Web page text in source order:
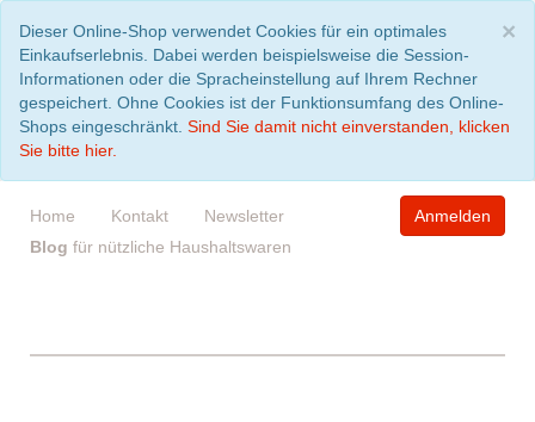
×
Dieser Online-Shop verwendet Cookies für ein optimales
Einkaufserlebnis. Dabei werden beispielsweise die Session-
Informationen oder die Spracheinstellung auf Ihrem Rechner
gespeichert. Ohne Cookies ist der Funktionsumfang des Online-
Shops eingeschränkt. Sind Sie damit nicht einverstanden, klicken
Sie bitte hier.
Home Kontakt
Newsletter
Blog für nützliche Haushaltswaren
Anmelden